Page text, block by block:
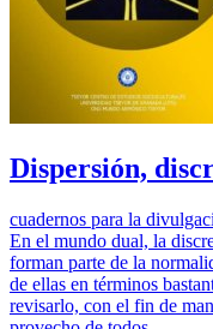
Dispersión,
cuadernos para la
En el mundo dual, la
forman parte de la
de ellas en términos
revisarlo, con el fin de